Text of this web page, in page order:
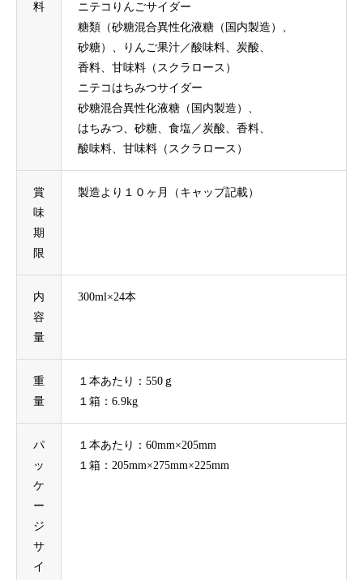
料
ニテコりんごサイダー
糖類（砂糖混合異性化液糖（国内製造）、
砂糖）、りんご果汁／酸味料、炭酸、
香料、甘味料（スクラロース）
ニテコはちみつサイダー
砂糖混合異性化液糖（国内製造）、
はちみつ、砂糖、食塩／炭酸、香料、
酸味料、甘味料（スクラロース）
賞
味
期
限
製造より１０ヶ月（キャップ記載）
内
容
量
300ml×24本
重
量
１本あたり：550ｇ
１箱：6.9kg
パ
ッ
ケ
ー
ジ
サ
イ
１本あたり：60mm×205mm
１箱：205mm×275mm×225mm